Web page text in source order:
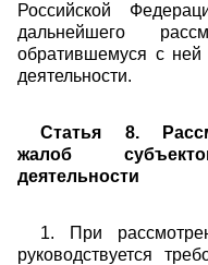
Российской
дальнейшего
обратившемуся с ней
деятельности.
Статья 8.
жалоб
деятельности
1. При
руководствуется